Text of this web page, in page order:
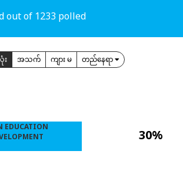
out of 1233 polled
း အသက် ကျား မ တည်နေရာ
30%
EDUCATION